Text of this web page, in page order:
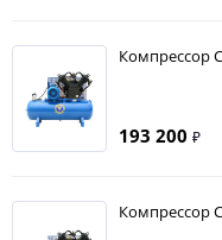
Компрессор
193 200 ₽
Компрессор